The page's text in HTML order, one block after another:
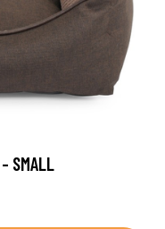
- SMALL